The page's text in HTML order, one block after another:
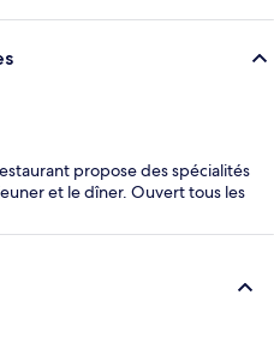
propose des spécialités
et le dîner. Ouvert tous les